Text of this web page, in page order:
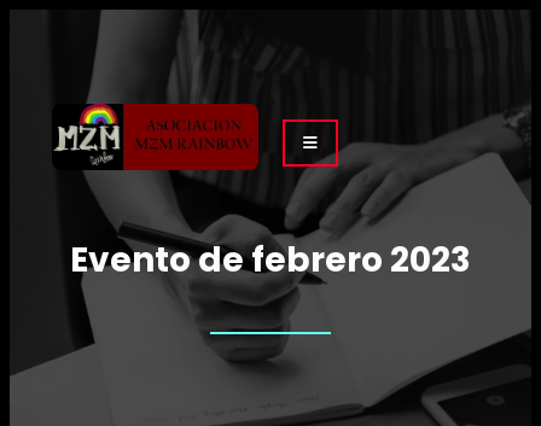
Evento de febrero 2023